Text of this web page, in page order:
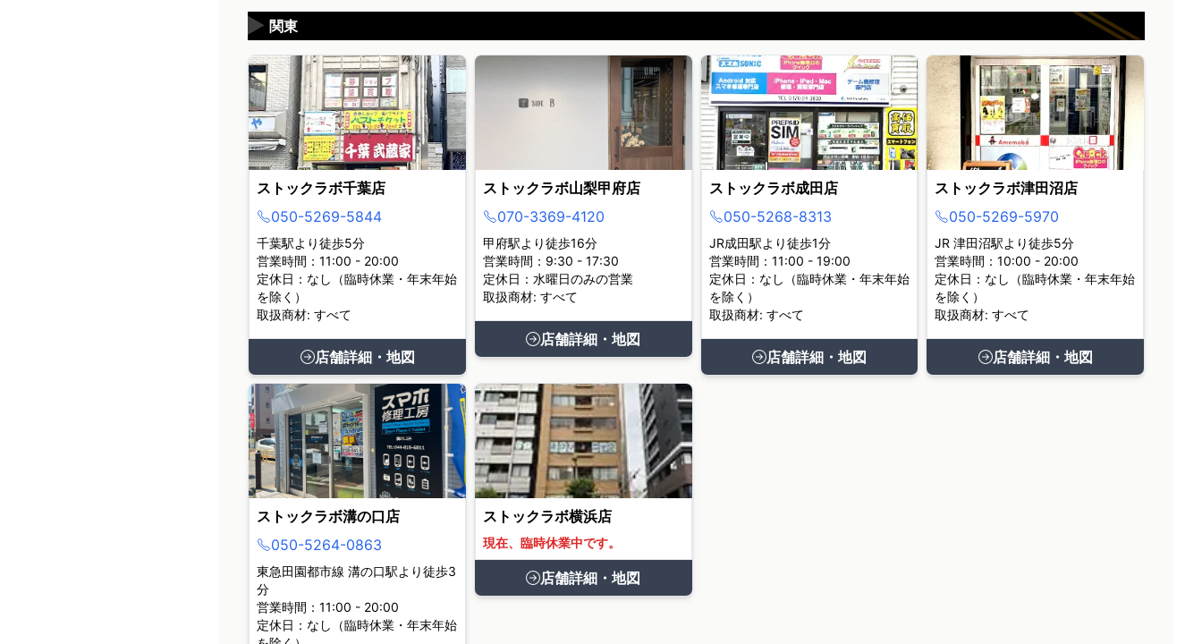
関東
▶
ストックラボ千葉店
050-5269-5844
千葉駅より徒歩5分
営業時間：11:00 - 20:00
定休日：なし（臨時休業・年末年始
を除く）
取扱商材: すべて
店舗詳細・地図
ストックラボ山梨甲府店
070-3369-4120
甲府駅より徒歩16分
営業時間：9:30 - 17:30
定休日：水曜日のみの営業
取扱商材: すべて
店舗詳細・地図
ストックラボ成田店
050-5268-8313
JR成田駅より徒歩1分
営業時間：11:00 - 19:00
定休日：なし（臨時休業・年末年始
を除く）
取扱商材: すべて
店舗詳細・地図
ストックラボ津田沼店
050-5269-5970
JR 津田沼駅より徒歩5分
営業時間：10:00 - 20:00
定休日：なし（臨時休業・年末年始
を除く）
取扱商材: すべて
店舗詳細・地図
ストックラボ溝の口店
050-5264-0863
東急田園都市線 溝の口駅より徒歩3
分
営業時間：11:00 - 20:00
定休日：なし（臨時休業・年末年始
ストックラボ横浜店
現在、臨時休業中です。
店舗詳細・地図